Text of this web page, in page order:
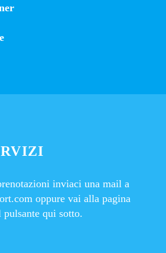
inviaci una mail a
oppure vai alla pagina
qui sotto.